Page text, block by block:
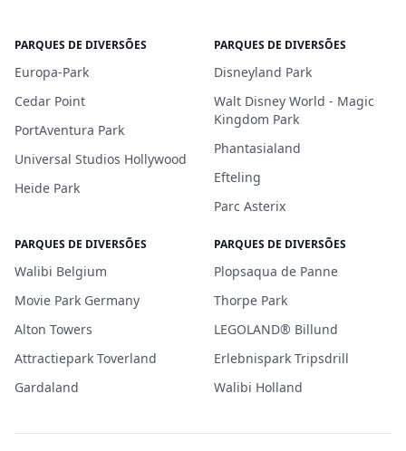
PARQUES DE DIVERSÕES
Europa-Park
Cedar Point
PortAventura Park
Universal Studios Hollywood
Heide Park
PARQUES DE DIVERSÕES
Disneyland Park
Walt Disney World - Magic
Kingdom Park
Phantasialand
Efteling
Parc Asterix
PARQUES DE DIVERSÕES
Walibi Belgium
Movie Park Germany
Alton Towers
Attractiepark Toverland
Gardaland
PARQUES DE DIVERSÕES
Plopsaqua de Panne
Thorpe Park
LEGOLAND® Billund
Erlebnispark Tripsdrill
Walibi Holland